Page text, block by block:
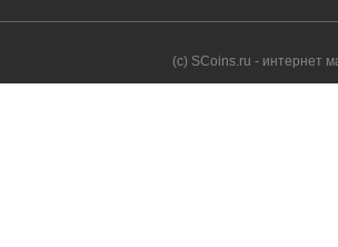
(с) SCoins.ru - интернет